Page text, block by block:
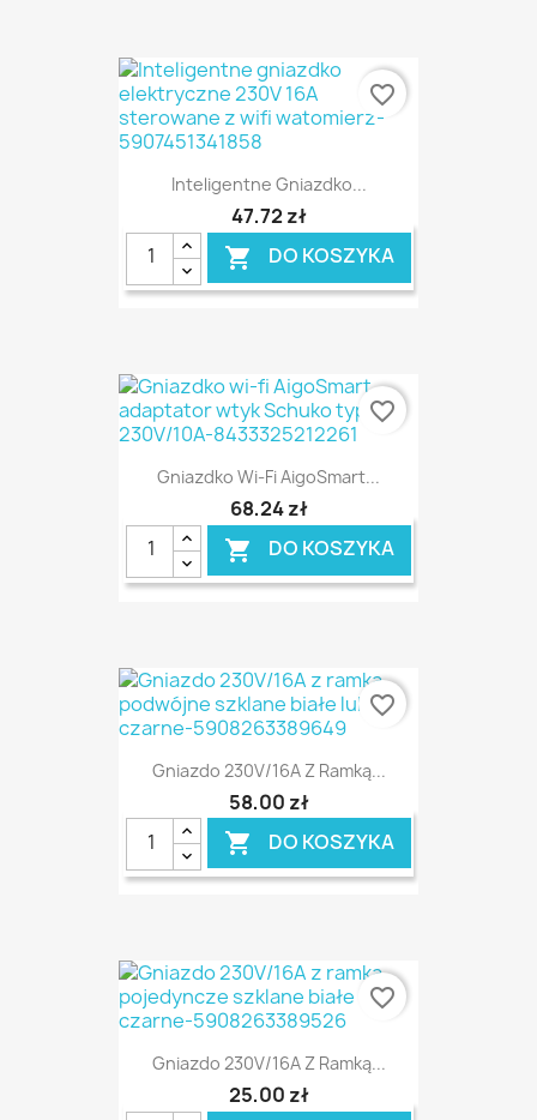
Inteligentne Gniazdko...
47,72 zł
 DO KOSZYKA
favorite_border
Gniazdko Wi-Fi AigoSmart...
68,24 zł
 DO KOSZYKA
favorite_border
Gniazdo 230V/16A Z Ramką...
58,00 zł
 DO KOSZYKA
favorite_border
Gniazdo 230V/16A Z Ramką...
25,00 zł
favorite_border